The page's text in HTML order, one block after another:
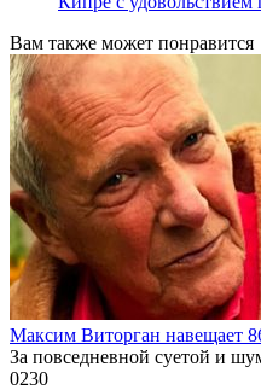
Вам также может понравится
Максим Виторган навещает
За повседневной суетой и
0230